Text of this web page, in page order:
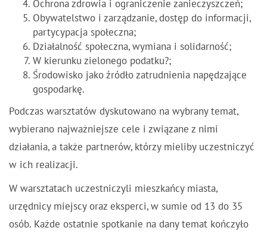
Ochrona zdrowia i ograniczenie zanieczyszczeń;
Obywatelstwo i zarządzanie, dostęp do informacji,
partycypacja społeczna;
Działalność społeczna, wymiana i solidarność;
W kierunku zielonego podatku?;
Środowisko jako źródło zatrudnienia napędzające
gospodarkę.
Podczas warsztatów dyskutowano na wybrany temat,
wybierano najważniejsze cele i związane z nimi
działania, a także partnerów, którzy mieliby uczestniczyć
w ich realizacji.
W warsztatach uczestniczyli mieszkańcy miasta,
urzędnicy miejscy oraz eksperci, w sumie od 13 do 35
osób. Każde ostatnie spotkanie na dany temat kończyło